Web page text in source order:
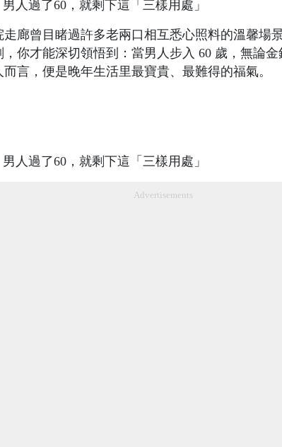
廊曾目睹過許多老兩口相互悉心照料的溫馨場景
你才能深切領悟到：當男人步入 60 歲，無論
言，便是晚年生活里最寶貴、最難得的福氣。
Advertisements